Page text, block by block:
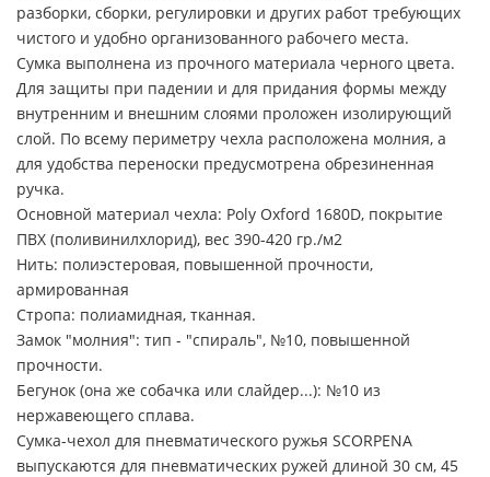
разборки, сборки, регулировки и других работ требующих
чистого и удобно организованного рабочего места.
Сумка выполнена из прочного материала черного цвета.
Для защиты при падении и для придания формы между
внутренним и внешним слоями проложен изолирующий
слой. По всему периметру чехла расположена молния, а
для удобства переноски предусмотрена обрезиненная
ручка.
Основной материал чехла: Poly Oxford 1680D, покрытие
ПВХ (поливинилхлорид), вес 390-420 гр./м2
Нить: полиэстеровая, повышенной прочности,
армированная
Стропа: полиамидная, тканная.
Замок "молния": тип - "спираль", №10, повышенной
прочности.
Бегунок (она же собачка или слайдер...): №10 из
нержавеющего сплава.
Сумка-чехол для пневматического ружья SCORPENA
выпускаются для пневматических ружей длиной 30 см, 45